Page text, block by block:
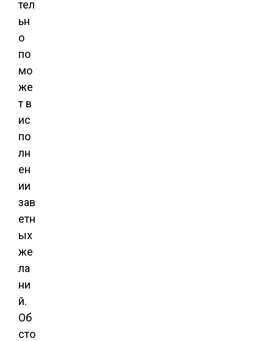
тел
ьн
о
по
мо
же
т в
ис
по
лн
ен
ии
зав
етн
ых
же
ла
ни
й.
Об
сто